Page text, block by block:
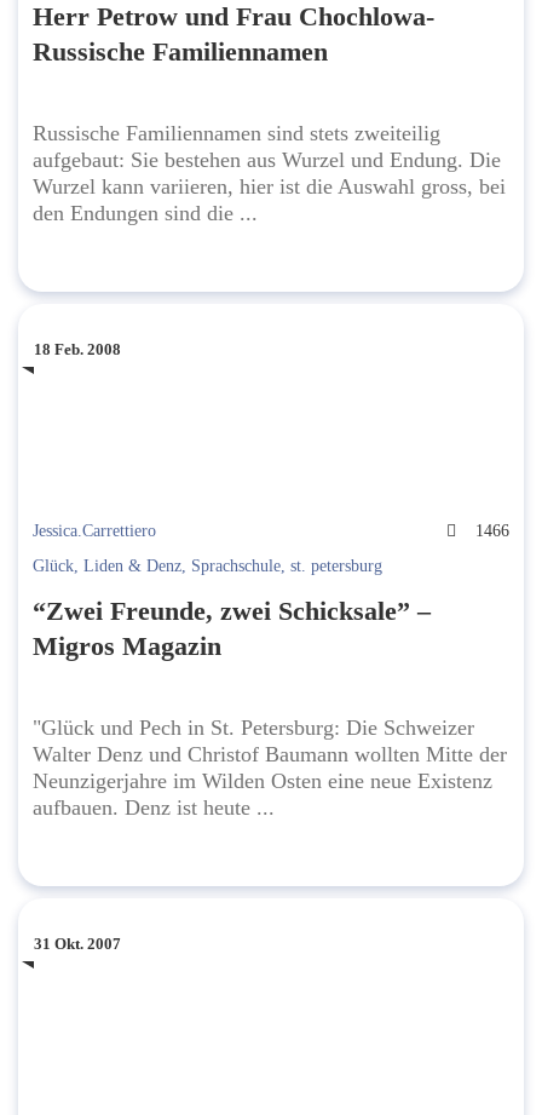
Herr Petrow und Frau Chochlowa-
Russische Familiennamen
Russische Familiennamen sind stets zweiteilig
aufgebaut: Sie bestehen aus Wurzel und Endung. Die
Wurzel kann variieren, hier ist die Auswahl gross, bei
den Endungen sind die ...
18 Feb. 2008
Jessica.Carrettiero
1466
Glück, Liden & Denz, Sprachschule, st. petersburg
“Zwei Freunde, zwei Schicksale” –
Migros Magazin
"Glück und Pech in St. Petersburg: Die Schweizer
Walter Denz und Christof Baumann wollten Mitte der
Neunzigerjahre im Wilden Osten eine neue Existenz
aufbauen. Denz ist heute ...
31 Okt. 2007